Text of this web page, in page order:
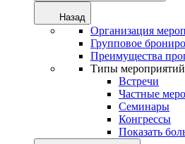
Назад
Организация
Групповое
Преимущества
Типы мероприятий
Встречи
Частные
Семинары
Конгрессы
Показать